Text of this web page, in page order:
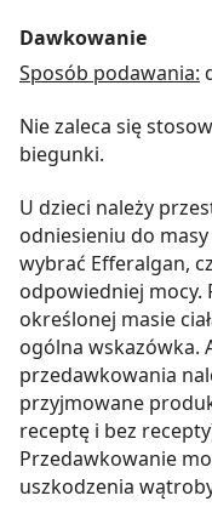
Dawkowanie
Sposób podawania:
Nie zaleca się
biegunki.
U dzieci należy
odniesieniu do masy
wybrać Efferalgan,
odpowiedniej mocy.
określonej masie
ogólna wskazówka.
przedawkowania
przyjmowane
receptę i bez
Przedawkowanie
uszkodzenia